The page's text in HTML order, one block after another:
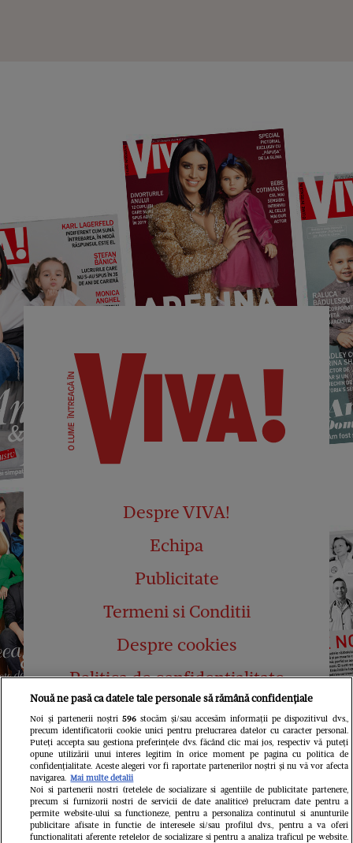
Despre VIVA!
Echipa
Publicitate
Termeni si Conditii
Despre cookies
Politica de confidențialitate
Abonamente
Contact
Nouă ne pasă ca datele tale personale să rămână confidențiale
Noi și partenerii noștri 596stocăm și/sau accesăm informații pe dispozitivul dvs.,
precum identificatorii cookie unici pentru prelucrarea datelor cu caracter personal.
Puteți accepta sau gestiona preferințele dvs. făcând clic mai jos, respectiv vă puteți
opune utilizării unui interes legitim în orice moment pe pagina cu politica de
confidențialitate. Aceste alegeri vor fi raportate partenerilor noștri și nu vă vor afecta
navigarea. Mai multe detalii
Noi si partenerii nostri (retelele de socializare si agentiile de publicitate partenere,
precum si furnizorii nostri de servicii de date analitice) prelucram date pentru a
permite website-ului sa functioneze, pentru a personaliza continutul si anunturile
publicitare afisate in functie de interesele si/sau profilul dvs., pentru a va oferi
functionalitati aferente retelelor de socializare si pentru a analiza traficul pe website.